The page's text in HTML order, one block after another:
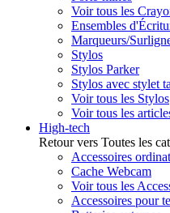
Voir tous les
Ensembles
Marqueurs/
Stylos
Stylos Parker
Stylos avec stylet
Voir tous les Stylos
Voir tous les
High-tech
Retour vers Toutes les
Accessoires
Cache Webcam
Voir tous les
Accessoires pour